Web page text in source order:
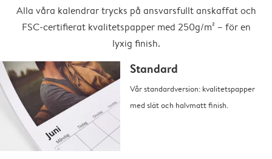
Alla våra kalendrar trycks på ansvarsfullt anskaffat och
FSC-certifierat kvalitetspapper med 250g/m² – för en
lyxig finish.
Standard
Vår standardversion: kvalitetspapper
med slät och halvmatt finish.